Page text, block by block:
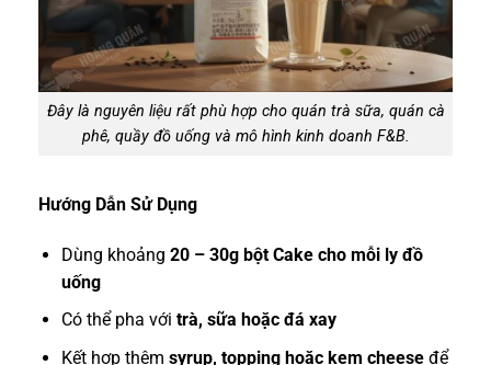
Đây là nguyên liệu rất phù hợp cho quán trà sữa, quán cà
phê, quầy đồ uống và mô hình kinh doanh F&B.
Hướng Dẫn Sử Dụng
Dùng khoảng 20 – 30g bột Cake cho mỗi ly đồ
uống
Có thể pha với trà, sữa hoặc đá xay
Kết hợp thêm syrup, topping hoặc kem cheeseđể